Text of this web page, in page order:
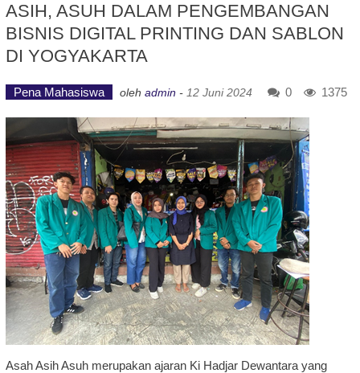
ASIH, ASUH DALAM PENGEMBANGAN
BISNIS DIGITAL PRINTING DAN SABLON
DI YOGYAKARTA
Pena Mahasiswa oleh admin - 12 Juni 2024 0 1375
Asah Asih Asuh merupakan ajaran Ki Hadjar Dewantara yang